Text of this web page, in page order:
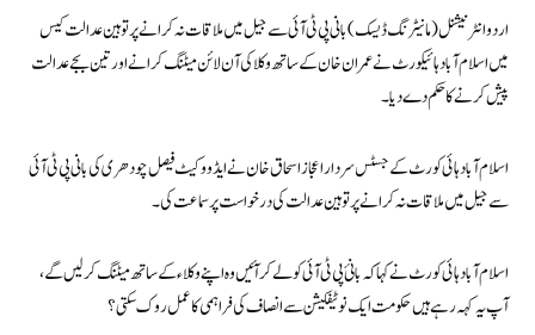
اردو انٹرنیشنل (مانیٹرنگ ڈیسک) بانی پی ٹی آئی سے جیل میں ملاقات نہ کرانے پر توہین عدالت کیس
میں اسلام آباد ہائیکورٹ نے عمران خان کے ساتھ وکلا کی آن لائن میٹنگ کرانے اور تین بجے عدالت
پیش کرنے کا حکم دے دیا۔
اسلام آباد ہائی کورٹ کے جسٹس سردار اعجاز اسحاق خان نے ایڈووکیٹ فیصل چودھری کی بانی پی ٹی آئی
سے جیل میں ملاقات نہ کرانے پر توہین عدالت کی درخواست پر سماعت کی۔
اسلام آباد ہائی کورٹ نے کہا کہ بانئ پی ٹی آئی کو لے کر آئیں وہ اپنے وکلاء کے ساتھ میٹنگ کر لیں گے،
آپ یہ کہہ رہے ہیں حکومت ایک نوٹیفکیشن سے انصاف کی فراہمی کا عمل روک سکتی؟